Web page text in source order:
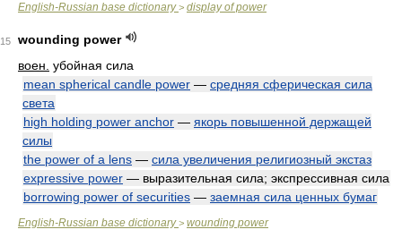
English-Russian base dictionary> display of power
15
wounding power
воен. убойная сила
mean spherical candle power — средняя сферическая сила
света
high holding power anchor — якорь повышенной держащей
силы
the power of a lens — сила увеличения религиозный экстаз
expressive power — выразительная сила; экспрессивная сила
borrowing power of securities — заемная сила ценных бумаг
English-Russian base dictionary> wounding power